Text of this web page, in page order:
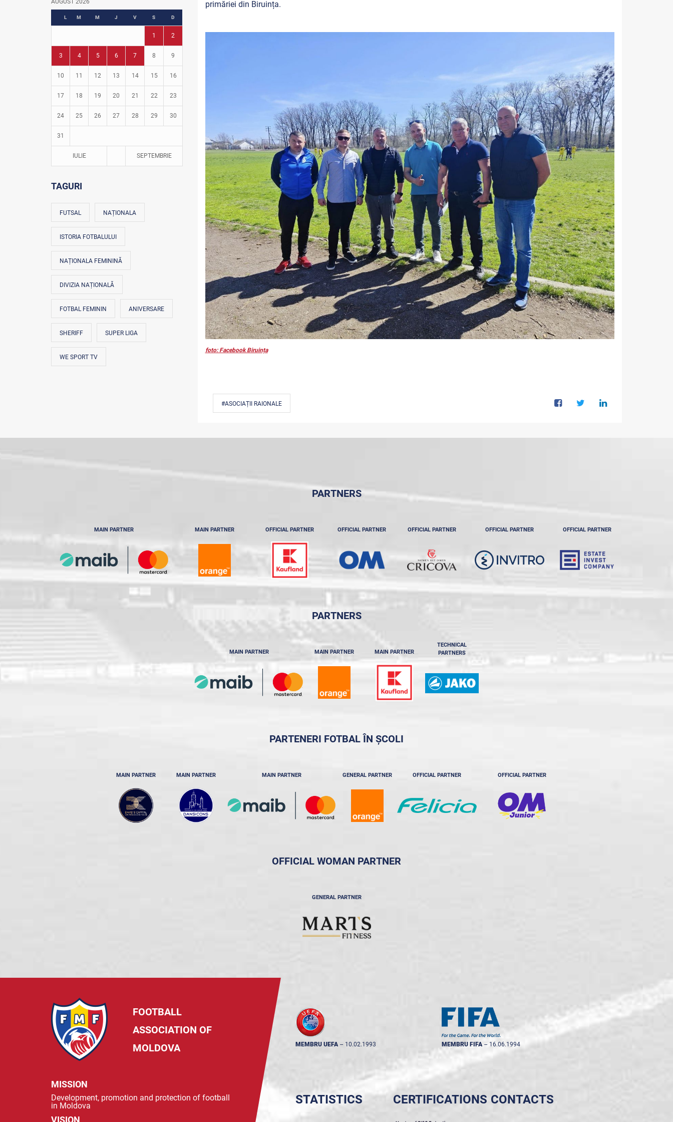
Fotbal în grădinițe
AUGUST 2026
L M M J V S D
1 2
3 4 5 6 7 8 9
10 11 12 13 14 15 16
17 18 19 20 21 22 23
24 25 26 27 28 29 30
31
IULIE SEPTEMBRIE
TAGURI
FUTSAL NAȚIONALA
ISTORIA FOTBALULUI
NAȚIONALA FEMININĂ
DIVIZIA NAȚIONALĂ
FOTBAL FEMININ ANIVERSARE
SHERIFF SUPER LIGA
WE SPORT TV
primăriei din Biruința.
foto: Facebook Biruința
#ASOCIAȚII RAIONALE
PARTNERS
MAIN PARTNER MAIN PARTNER OFFICIAL PARTNER OFFICIAL PARTNER OFFICIAL PARTNER OFFICIAL PARTNER OFFICIAL PARTNER
PARTNERS
MAIN PARTNER MAIN PARTNER MAIN PARTNER
TECHNICAL
PARTNERS
PARTENERI FOTBAL ÎN ȘCOLI
MAIN PARTNER MAIN PARTNER MAIN PARTNER GENERAL PARTNER OFFICIAL PARTNER OFFICIAL PARTNER
OFFICIAL WOMAN PARTNER
GENERAL PARTNER
FOOTBALL
ASSOCIATION OF
MOLDOVA
MISSION
Development, promotion and protection of football
in Moldova
VISION
MEMBRU UEFA -- 10.02.1993 MEMBRU FIFA -- 16.06.1994
STATISTICS CERTIFICATIONS CONTACTS